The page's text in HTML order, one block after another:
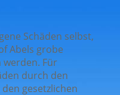
Schäden selbst,
Abels grobe
werden. Für
durch den
gesetzlichen